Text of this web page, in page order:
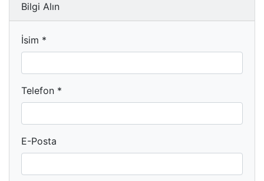
Bilgi Alın
İsim *
Telefon *
E-Posta